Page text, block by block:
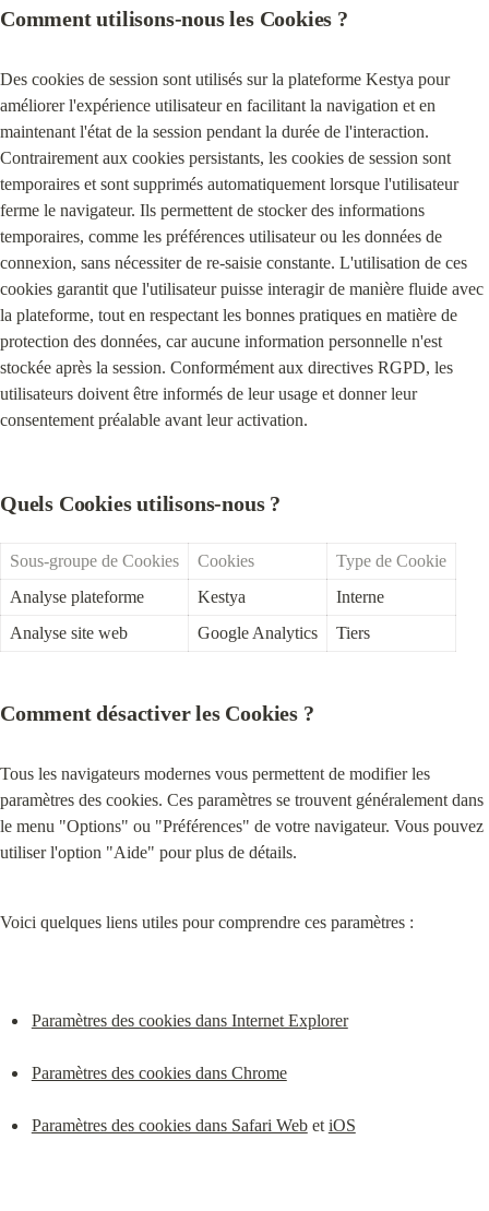
Comment utilisons-nous les Cookies ?
Des cookies de session sont utilisés sur la plateforme Kestya pour
améliorer l'expérience utilisateur en facilitant la navigation et en
maintenant l'état de la session pendant la durée de l'interaction.
Contrairement aux cookies persistants, les cookies de session sont
temporaires et sont supprimés automatiquement lorsque l'utilisateur
ferme le navigateur. Ils permettent de stocker des informations
temporaires, comme les préférences utilisateur ou les données de
connexion, sans nécessiter de re-saisie constante. L'utilisation de ces
cookies garantit que l'utilisateur puisse interagir de manière fluide avec
la plateforme, tout en respectant les bonnes pratiques en matière de
protection des données, car aucune information personnelle n'est
stockée après la session. Conformément aux directives RGPD, les
utilisateurs doivent être informés de leur usage et donner leur
consentement préalable avant leur activation.
Quels Cookies utilisons-nous ?
Sous-groupe de Cookies Cookies
Type de Cookie
Analyse plateforme
Kestya
Interne
Analyse site web
Google Analytics Tiers
Comment désactiver les Cookies ?
Tous les navigateurs modernes vous permettent de modifier les
paramètres des cookies. Ces paramètres se trouvent généralement dans
le menu "Options" ou "Préférences" de votre navigateur. Vous pouvez
utiliser l'option "Aide" pour plus de détails.
Voici quelques liens utiles pour comprendre ces paramètres :
Paramètres des cookies dans Internet Explorer
Paramètres des cookies dans Chrome
Paramètres des cookies dans Safari Web et iOS